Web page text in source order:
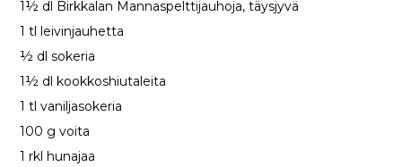
1½ dl Birkkalan Mannaspelttijauhoja, täysjyvä
1 tl leivinjauhetta
½ dl sokeria
1½ dl kookkoshiutaleita
1 tl vaniljasokeria
100 g voita
1 rkl hunajaa